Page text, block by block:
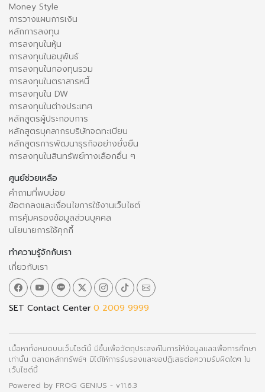
Money Style
การวางแผนการเงิน
หลักการลงทุน
การลงทุนในหุ้น
การลงทุนในอนุพันธ์
การลงทุนในกองทุนรวม
การลงทุนในตราสารหนี้
การลงทุนใน DW
การลงทุนในต่างประเทศ
หลักสูตรผู้ประกอบการ
หลักสูตรบุคลากรบริษัทจดทะเบียน
หลักสูตรการพัฒนาธุรกิจอย่างยั่งยืน
การลงทุนในสินทรัพย์ทางเลือกอื่น ๆ
ศูนย์ช่วยเหลือ
คำถามที่พบบ่อย
ข้อตกลงและเงื่อนไขการใช้งานเว็บไซต์
การคุ้มครองข้อมูลส่วนบุคคล
นโยบายการใช้คุกกี้
ทำความรู้จักกับเรา
เกี่ยวกับเรา
SET Contact Center 0 2009 9999
เนื้อหาทั้งหมดบนเว็บไซต์นี้ มีขึ้นเพื่อวัตถุประสงค์ในการให้ข้อมูลและเพื่อการศึกษา
เท่านั้น ตลาดหลักทรัพย์ฯ มิได้ให้การรับรองและขอปฏิเสธต่อความรับผิดใดๆ ใน
เว็บไซต์นี้
Powered by FROG GENIUS - v11.6.3